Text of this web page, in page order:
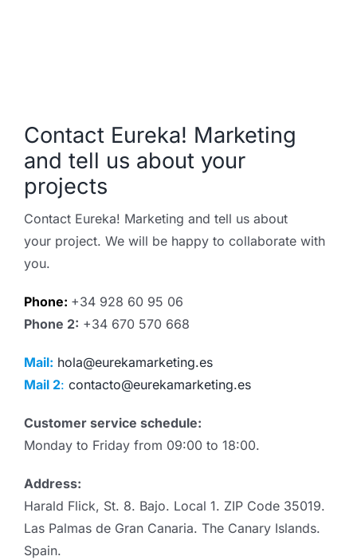
Contact Eureka! Marketing
and tell us about your
projects
Contact Eureka! Marketing and tell us about
your project. We will be happy to collaborate with
you.
Phone: +34 928 60 95 06
Phone 2: +34 670 570 668
Mail: hola@eurekamarketing.es
Mail 2: contacto@eurekamarketing.es
Customer service schedule:
Monday to Friday from 09:00 to 18:00.
Address:
Harald Flick, St. 8. Bajo. Local 1. ZIP Code 35019.
Las Palmas de Gran Canaria. The Canary Islands.
Spain.